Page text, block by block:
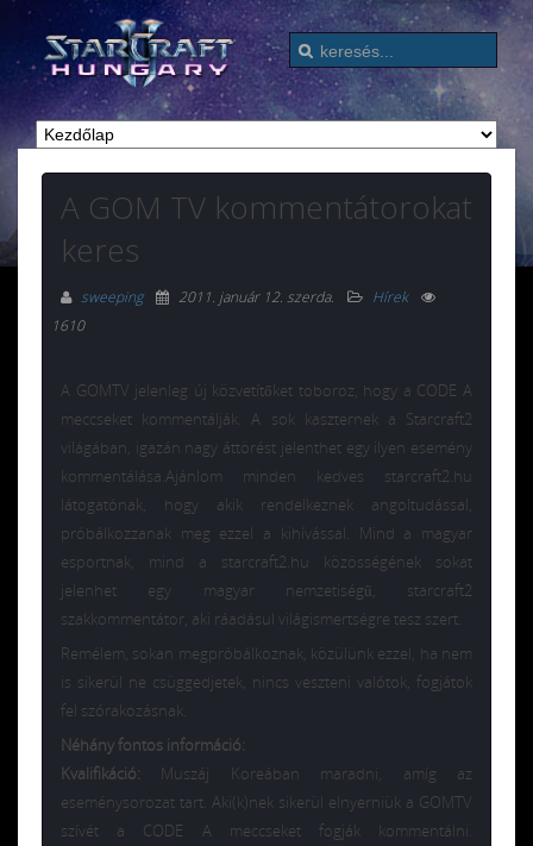
A GOM TV kommentátorokat
keres
sweeping 2011. január 12. szerda.
Hírek
1610
A GOMTV jelenleg új közvetítőket toboroz, hogy a CODE A
meccseket kommentálják. A sok kaszternek a Starcraft2
világában, igazán nagy áttörést jelenthet egy ilyen esemény
kommentálása.Ajánlom minden kedves starcraft2.hu
látogatónak, hogy akik rendelkeznek angoltudással,
próbálkozzanak meg ezzel a kihívással. Mind a magyar
esportnak, mind a starcraft2.hu közösségének sokat
jelenhet egy magyar nemzetiségű, starcraft2
szakkommentátor, aki ráadásul világismertségre tesz szert.
Remélem, sokan megpróbálkoznak, közülünk ezzel, ha nem
is sikerül ne csüggedjetek, nincs veszteni valótok, fogjátok
fel szórakozásnak.
Néhány fontos információ:
Kvalifikáció: Muszáj Koreában maradni, amíg az
eseménysorozat tart. Aki(k)nek sikerül elnyerniük a GOMTV
szívét a CODE A meccseket fogják kommentálni.